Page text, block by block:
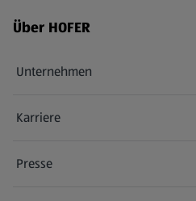
Fußzeilenmenü - weitere Links
Über HOFER
Unternehmen
Karriere
(öffnet in einem neuen Tab)
Presse